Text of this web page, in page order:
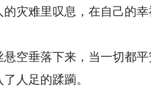
灾难里叹息，在自己的
空垂落下来，当一切都
人足的蹂躏。